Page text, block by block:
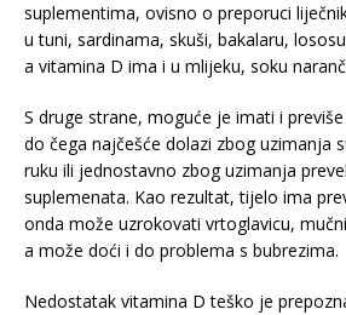
suplementima, ovisno o preporuci
u tuni, sardinama, skuši, bakalaru,
a vitamina D ima i u mlijeku, soku
S druge strane, moguće je imati i
do čega najčešće dolazi zbog uzimanja
ruku ili jednostavno zbog uzimanja
suplemenata. Kao rezultat, tijelo ima
onda može uzrokovati vrtoglavicu,
a može doći i do problema s bubrezima.
Nedostatak vitamina D teško je